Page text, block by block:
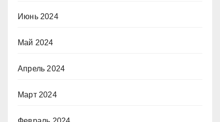
Июнь 2024
Май 2024
Апрель 2024
Март 2024